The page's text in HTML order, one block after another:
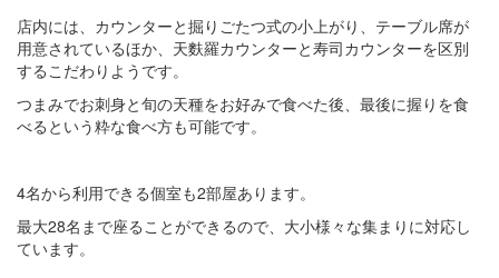
店内には、カウンターと掘りごたつ式の小上がり、テーブル席が
用意されているほか、天麩羅カウンターと寿司カウンターを区別
するこだわりようです。
つまみでお刺身と旬の天種をお好みで食べた後、最後に握りを食
べるという粋な食べ方も可能です。
4名から利用できる個室も2部屋あります。
最大28名まで座ることができるので、大小様々な集まりに対応し
ています。